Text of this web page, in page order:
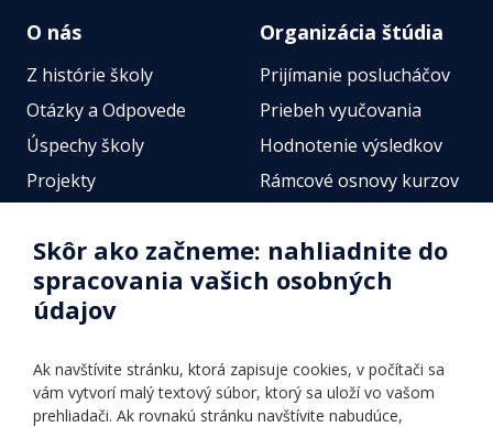
O nás
Z histórie školy
Otázky a Odpovede
Úspechy školy
Projekty
Fotogalérie
Identifikačné údaje školy
Úradné hodiny
Vnútorný poriadok
Organizácia štúdia
Prijímanie poslucháčov
Priebeh vyučovania
Hodnotenie výsledkov
Rámcové osnovy kurzov
Online testy
Skôr ako začneme: nahliadnite do
spracovania vašich osobných
údajov
Ak navštívite stránku, ktorá zapisuje cookies, v počítači sa
vám vytvorí malý textový súbor, ktorý sa uloží vo vašom
prehliadači. Ak rovnakú stránku navštívite nabudúce,